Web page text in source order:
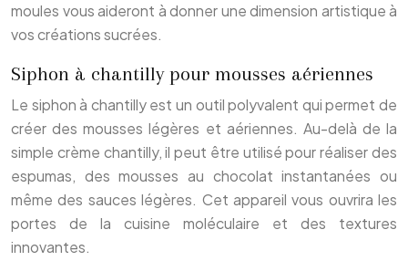
moules vous aideront à donner une dimension artistique à
vos créations sucrées.
Siphon à chantilly pour mousses aériennes
Le siphon à chantilly est un outil polyvalent qui permet de
créer des mousses légères et aériennes. Au-delà de la
simple crème chantilly, il peut être utilisé pour réaliser des
espumas, des mousses au chocolat instantanées ou
même des sauces légères. Cet appareil vous ouvrira les
portes de la cuisine moléculaire et des textures
innovantes.